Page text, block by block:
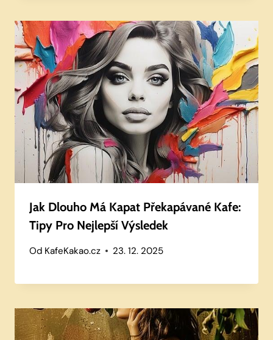
Jak Dlouho Má Kapat Překapávané Kafe:
Tipy Pro Nejlepší Výsledek
Od KafeKakao.cz 23. 12. 2025